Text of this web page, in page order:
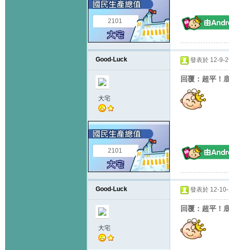
2101
Good-Luck
大宅
2101
發表於 12-9-
回覆：超平！
Good-Luck
大宅
發表於 12-
回覆：超平！